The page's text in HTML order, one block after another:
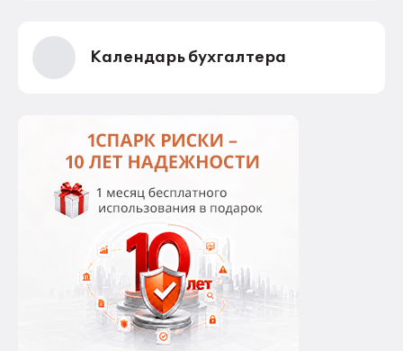
Календарь бухгалтера